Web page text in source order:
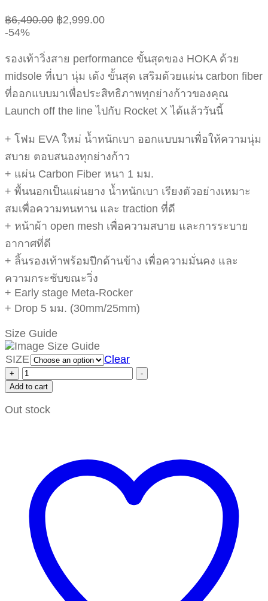
฿6,490.00 ฿2,999.00
-54%
รองเท้าวิ่งสาย performance ขั้นสุดของ HOKA ด้วย
midsole ที่เบา นุ่ม เด้ง ขั้นสุด เสริมด้วยแผ่น carbon fiber
ที่ออกแบบมาเพื่อประสิทธิภาพทุกย่างก้าวของคุณ
Launch off the line ไปกับ Rocket X ได้แล้ววันนี้
+ โฟม EVA ใหม่ น้ำหนักเบา ออกแบบมาเพื่อให้ความนุ่ม
สบาย ตอบสนองทุกย่างก้าว
+ แผ่น Carbon Fiber หนา 1 มม.
+ พื้นนอกเป็นแผ่นยาง น้ำหนักเบา เรียงตัวอย่างเหมาะ
สมเพื่อความทนทาน และ traction ที่ดี
+ หน้าผ้า open mesh เพื่อความสบาย และการระบาย
อากาศที่ดี
+ ลิ้นรองเท้าพร้อมปีกด้านข้าง เพื่อความมั่นคง และ
ความกระชับขณะวิ่ง
+ Early stage Meta-Rocker
+ Drop 5 มม. (30mm/25mm)
Size Guide
SIZE Clear
+
-
Add to cart
Out stock